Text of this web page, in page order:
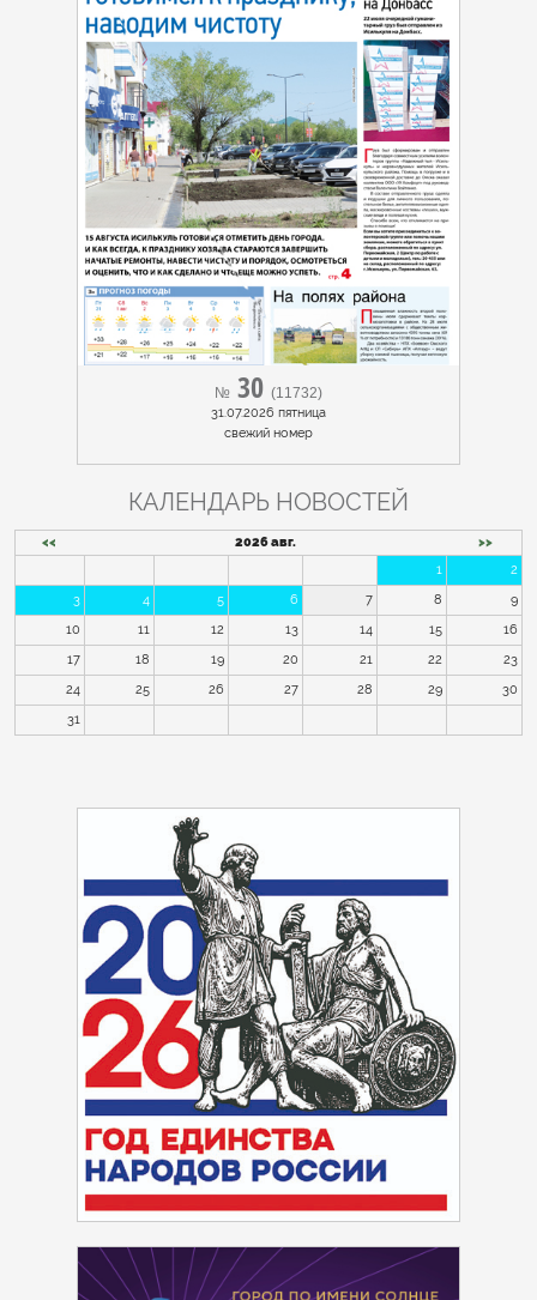
№ 30 (11732)
31.07.2026 пятница
cвежий номер
КАЛЕНДАРЬ НОВОСТЕЙ
<< 2026 авг.
>>
1
2
3
4 5 6 7 8
9
10
11 12 13 14 15
16
17
18 19 20 21 22
23
24
25 26 27 28 29
30
31